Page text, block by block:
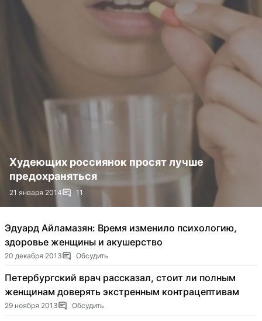
Худеющих россиянок просят лучше
предохраняться
21 января 2014 11
Эдуард Айламазян: Время изменило психологию,
здоровье женщины и акушерство
20 декабря 2013 Обсудить
Петербургский врач рассказал, стоит ли полным
женщинам доверять экстренным контрацептивам
29 ноября 2013 Обсудить